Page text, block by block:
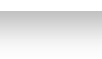
Funktionen für